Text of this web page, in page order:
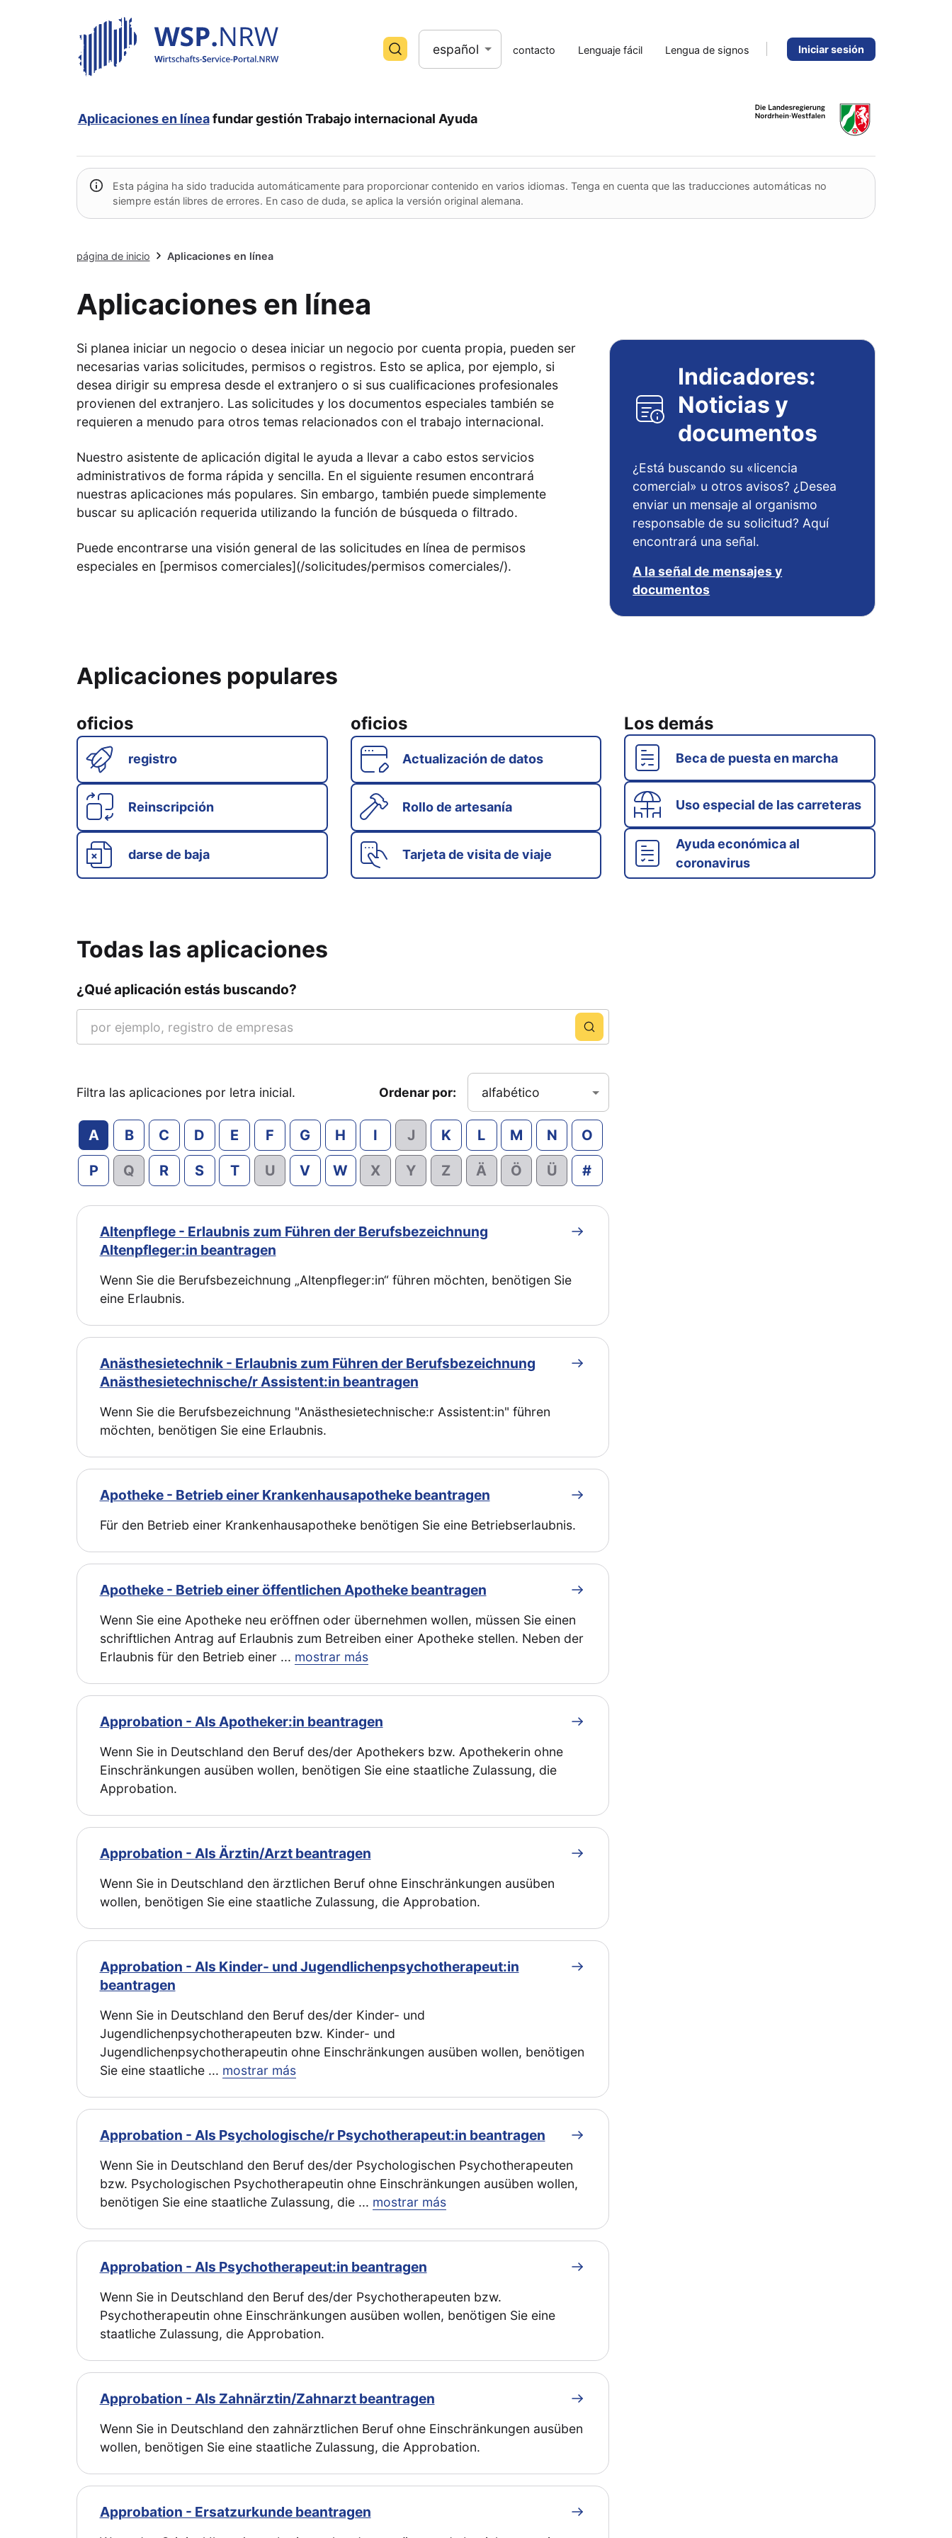
español contacto Lenguaje fácil Lengua de signos Iniciar sesión
Aplicaciones en línea fundar gestión Trabajo internacional Ayuda
Esta página ha sido traducida automáticamente para proporcionar contenido en varios idiomas. Tenga en cuenta que las traducciones automáticas no
siempre están libres de errores. En caso de duda, se aplica la versión original alemana.
página de inicio Aplicaciones en línea
Aplicaciones en línea
Si planea iniciar un negocio o desea iniciar un negocio por cuenta propia, pueden ser
necesarias varias solicitudes, permisos o registros. Esto se aplica, por ejemplo, si
desea dirigir su empresa desde el extranjero o si sus cualificaciones profesionales
provienen del extranjero. Las solicitudes y los documentos especiales también se
requieren a menudo para otros temas relacionados con el trabajo internacional.
Nuestro asistente de aplicación digital le ayuda a llevar a cabo estos servicios
administrativos de forma rápida y sencilla. En el siguiente resumen encontrará
nuestras aplicaciones más populares. Sin embargo, también puede simplemente
buscar su aplicación requerida utilizando la función de búsqueda o filtrado.
Puede encontrarse una visión general de las solicitudes en línea de permisos
especiales en [permisos comerciales](/solicitudes/permisos comerciales/).
Indicadores:
Noticias y
documentos
¿Está buscando su «licencia
comercial» u otros avisos? ¿Desea
enviar un mensaje al organismo
responsable de su solicitud? Aquí
encontrará una señal.
A la señal de mensajes y
documentos
Aplicaciones populares
oficios
registro
Reinscripción
darse de baja
oficios
Actualización de datos
Rollo de artesanía
Tarjeta de visita de viaje
Los demás
Beca de puesta en marcha
Uso especial de las carreteras
Ayuda económica al
coronavirus
Todas las aplicaciones
¿Qué aplicación estás buscando?
Filtra las aplicaciones por letra inicial. Ordenar por: alfabético
A B C D E F G H I J K L M N O
P Q R S T U V W X Y Z Ä Ö Ü #
Altenpflege - Erlaubnis zum Führen der Berufsbezeichnung
Altenpfleger:in beantragen
Wenn Sie die Berufsbezeichnung „Altenpfleger:in“ führen möchten, benötigen Sie
eine Erlaubnis.
Anästhesietechnik - Erlaubnis zum Führen der Berufsbezeichnung
Anästhesietechnische/r Assistent:in beantragen
Wenn Sie die Berufsbezeichnung "Anästhesietechnische:r Assistent:in" führen
möchten, benötigen Sie eine Erlaubnis.
Apotheke - Betrieb einer Krankenhausapotheke beantragen
Für den Betrieb einer Krankenhausapotheke benötigen Sie eine Betriebserlaubnis.
Apotheke - Betrieb einer öffentlichen Apotheke beantragen
Wenn Sie eine Apotheke neu eröffnen oder übernehmen wollen, müssen Sie einen
schriftlichen Antrag auf Erlaubnis zum Betreiben einer Apotheke stellen. Neben der
Erlaubnis für den Betrieb einer... mostrar más
Approbation - Als Apotheker:in beantragen
Wenn Sie in Deutschland den Beruf des/der Apothekers bzw. Apothekerin ohne
Einschränkungen ausüben wollen, benötigen Sie eine staatliche Zulassung, die
Approbation.
Approbation - Als Ärztin/Arzt beantragen
Wenn Sie in Deutschland den ärztlichen Beruf ohne Einschränkungen ausüben
wollen, benötigen Sie eine staatliche Zulassung, die Approbation.
Approbation - Als Kinder- und Jugendlichenpsychotherapeut:in
beantragen
Wenn Sie in Deutschland den Beruf des/der Kinder- und
Jugendlichenpsychotherapeuten bzw. Kinder- und
Jugendlichenpsychotherapeutin ohne Einschränkungen ausüben wollen, benötigen
Sie eine staatliche... mostrar más
Approbation - Als Psychologische/r Psychotherapeut:in beantragen
Wenn Sie in Deutschland den Beruf des/der Psychologischen Psychotherapeuten
bzw. Psychologischen Psychotherapeutin ohne Einschränkungen ausüben wollen,
benötigen Sie eine staatliche Zulassung, die... mostrar más
Approbation - Als Psychotherapeut:in beantragen
Wenn Sie in Deutschland den Beruf des/der Psychotherapeuten bzw.
Psychotherapeutin ohne Einschränkungen ausüben wollen, benötigen Sie eine
staatliche Zulassung, die Approbation.
Approbation - Als Zahnärztin/Zahnarzt beantragen
Wenn Sie in Deutschland den zahnärztlichen Beruf ohne Einschränkungen ausüben
wollen, benötigen Sie eine staatliche Zulassung, die Approbation.
Approbation - Ersatzurkunde beantragen